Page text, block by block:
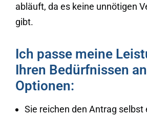
abläuft, da es keine unnötigen
gibt.
Ich passe meine
Ihren Bedürfnissen
Optionen:
Sie reichen den Antrag selbst